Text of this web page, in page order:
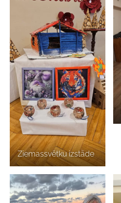
Ziemassvētku izstāde